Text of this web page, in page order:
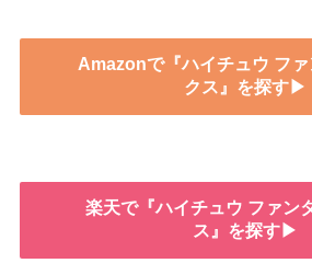
Amazonで『ハイチュウ ファ
クス』を探す▶
楽天で『ハイチュウ ファン
ス』を探す▶